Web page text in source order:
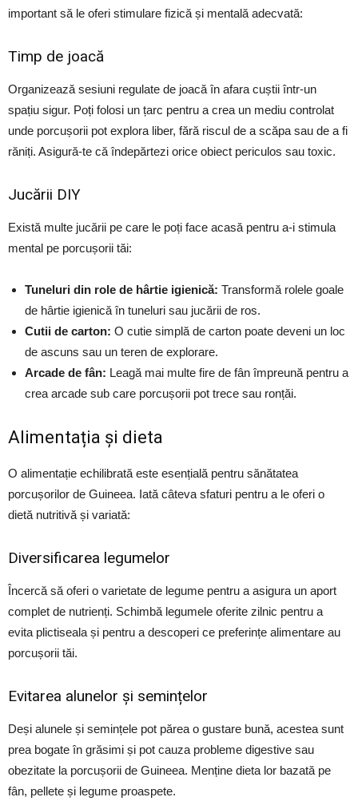
important să le oferi stimulare fizică și mentală adecvată:
Timp de joacă
Organizează sesiuni regulate de joacă în afara cuștii într-un
spațiu sigur. Poți folosi un țarc pentru a crea un mediu controlat
unde porcușorii pot explora liber, fără riscul de a scăpa sau de a fi
răniți. Asigură-te că îndepărtezi orice obiect periculos sau toxic.
Jucării DIY
Există multe jucării pe care le poți face acasă pentru a-i stimula
mental pe porcușorii tăi:
Tuneluri din role de hârtie igienică: Transformă rolele goale
de hârtie igienică în tuneluri sau jucării de ros.
Cutii de carton: O cutie simplă de carton poate deveni un loc
de ascuns sau un teren de explorare.
Arcade de fân: Leagă mai multe fire de fân împreună pentru a
crea arcade sub care porcușorii pot trece sau ronțăi.
Alimentația și dieta
O alimentație echilibrată este esențială pentru sănătatea
porcușorilor de Guineea. Iată câteva sfaturi pentru a le oferi o
dietă nutritivă și variată:
Diversificarea legumelor
Încercă să oferi o varietate de legume pentru a asigura un aport
complet de nutrienți. Schimbă legumele oferite zilnic pentru a
evita plictiseala și pentru a descoperi ce preferințe alimentare au
porcușorii tăi.
Evitarea alunelor și semințelor
Deși alunele și semințele pot părea o gustare bună, acestea sunt
prea bogate în grăsimi și pot cauza probleme digestive sau
obezitate la porcușorii de Guineea. Menține dieta lor bazată pe
fân, pellete și legume proaspete.